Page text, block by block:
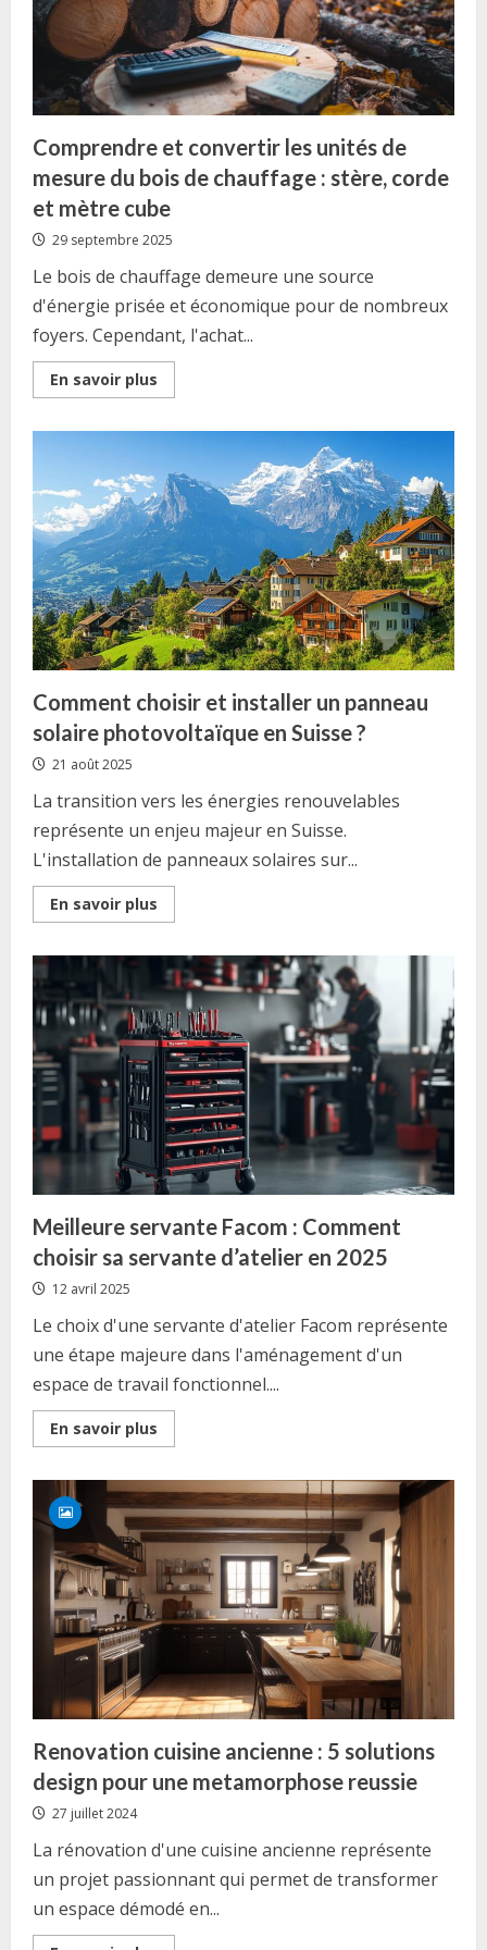
Comprendre et convertir les unités de
mesure du bois de chauffage : stère, corde
et mètre cube
29 septembre 2025
Le bois de chauffage demeure une source
d'énergie prisée et économique pour de nombreux
foyers. Cependant, l'achat...
En savoir plus
more
les
unités
de
mesure
du
bois
de
chauffage
:
stère,
corde
et
mètre
cube
Comment choisir et installer un panneau
solaire photovoltaïque en Suisse ?
21 août 2025
La transition vers les énergies renouvelables
représente un enjeu majeur en Suisse.
L'installation de panneaux solaires sur...
En savoir plus
more
choisir
et
installer
un
panneau
solaire
photovoltaïque
en
Suisse
Meilleure servante Facom : Comment
choisir sa servante d’atelier en 2025
12 avril 2025
Le choix d'une servante d'atelier Facom représente
une étape majeure dans l'aménagement d'un
espace de travail fonctionnel....
En savoir plus
more
servante
Facom
:
Comment
choisir
sa
servante
d’atelier
en
2025
Renovation cuisine ancienne : 5 solutions
design pour une metamorphose reussie
27 juillet 2024
La rénovation d'une cuisine ancienne représente
un projet passionnant qui permet de transformer
un espace démodé en...